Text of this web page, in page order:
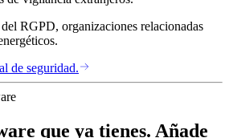
RGPD, organizaciones relacionadas
de seguridad.
que ya tienes. Añade